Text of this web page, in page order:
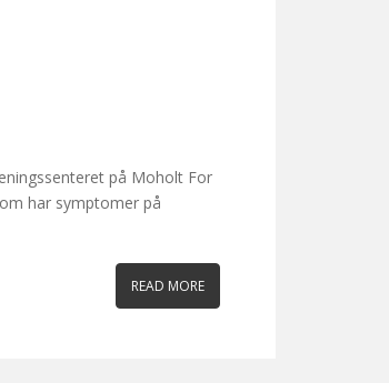
på Moholt For
har symptomer på
READ MORE